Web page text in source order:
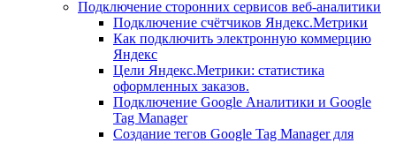
Подключение сторонних сервисов веб-аналитики
Подключение счётчиков Яндекс.Метрики
Как подключить электронную коммерцию
Яндекс
Цели Яндекс.Метрики: статистика
оформленных заказов.
Подключение Google Аналитики и Google
Tag Manager
Создание тегов Google Tag Manager для